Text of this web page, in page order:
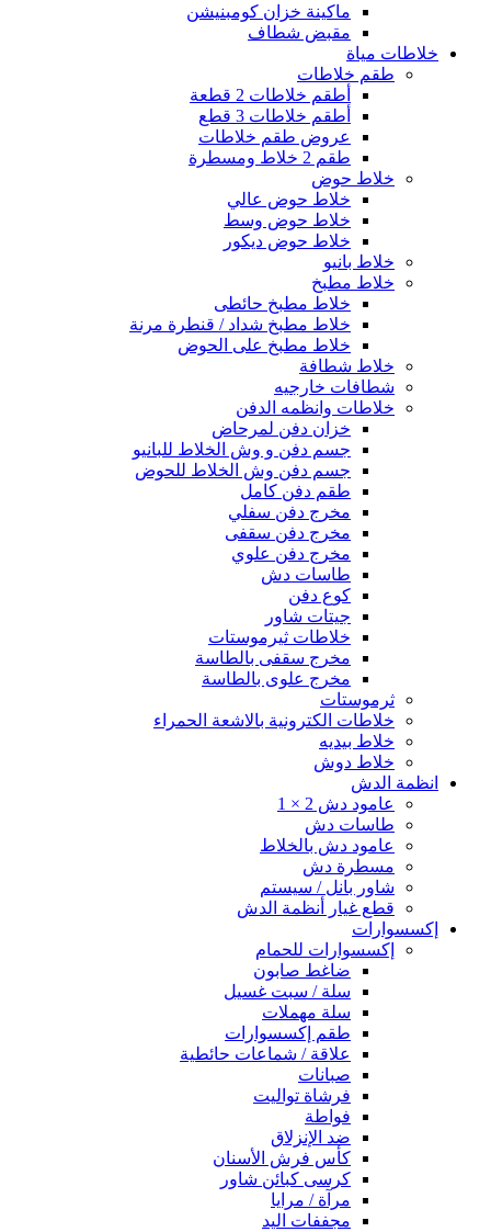
ماكينة خزان كومبنيشن
مقبض شطاف
خلاطات مياة
طقم خلاطات
أطقم خلاطات 2 قطعة
أطقم خلاطات 3 قطع
عروض طقم خلاطات
طقم 2 خلاط ومسطرة
خلاط حوض
خلاط حوض عالي
خلاط حوض وسط
خلاط حوض ديكور
خلاط بانيو
خلاط مطبخ
خلاط مطبخ حائطى
خلاط مطبخ شداد / قنطرة مرنة
خلاط مطبخ على الحوض
خلاط شطافة
شطافات خارجيه
خلاطات وانظمه الدفن
خزان دفن لمرحاض
جسم دفن و وش الخلاط للبانيو
جسم دفن وش الخلاط للحوض
طقم دفن كامل
مخرج دفن سفلي
مخرج دفن سقفى
مخرج دفن علوي
طاسات دش
كوع دفن
جيتات شاور
خلاطات ثيرموستات
مخرج سقفى بالطاسة
مخرج علوى بالطاسة
ثرموستات
خلاطات الكترونية بالاشعة الحمراء
خلاط بيديه
خلاط دوش
انظمة الدش
عامود دش 2 × 1
طاسات دش
عامود دش بالخلاط
مسطرة دش
شاور بانل / سيستم
قطع غيار أنظمة الدش
إكسسوارات
إكسسوارات للحمام
ضاغط صابون
سلة / سبت غسيل
سلة مهملات
طقم إكسسوارات
علاقة / شماعات حائطية
صبانات
فرشاة تواليت
فواطة
ضد الإنزلاق
كأس فرش الأسنان
كرسى كبائن شاور
مرآة / مرايا
مجففات اليد